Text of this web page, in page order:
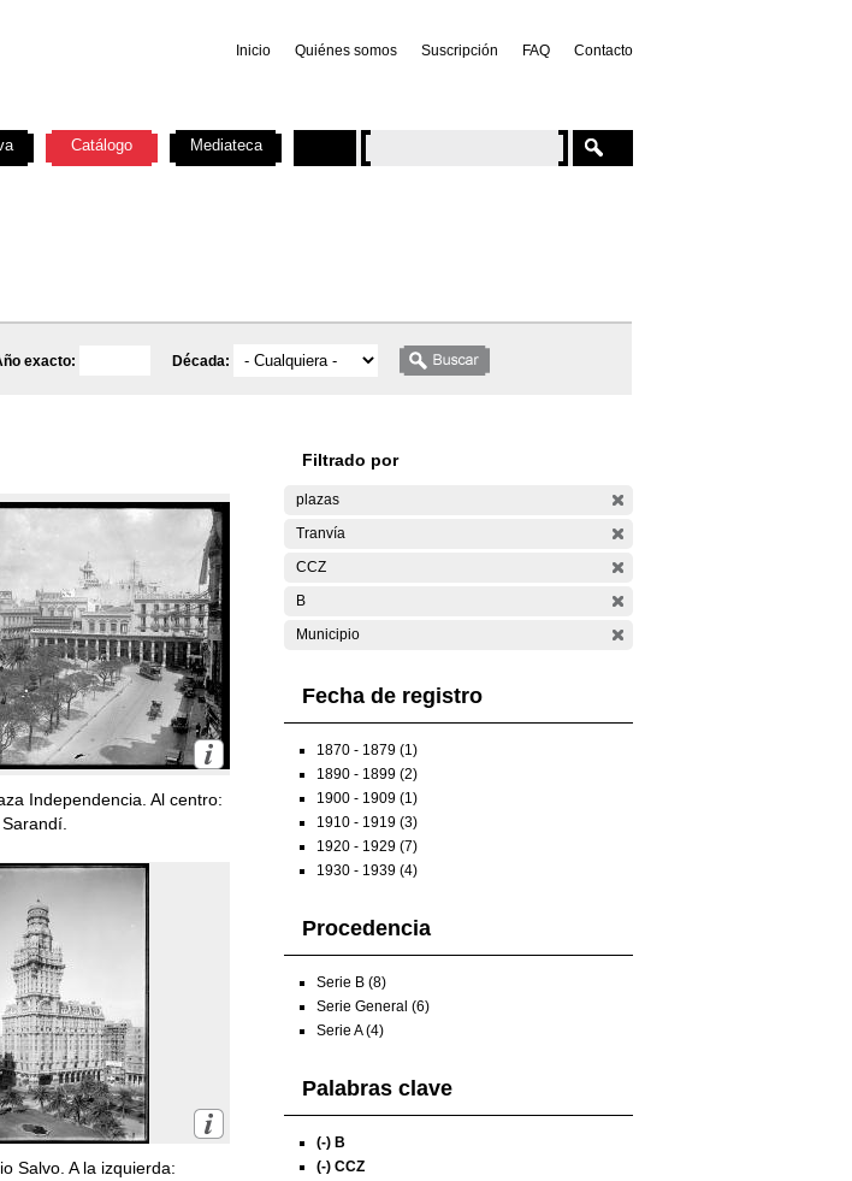
Inicio Quiénes somos Suscripción FAQ Contacto
exacto: Década:
Independencia. Al centro:
Salvo. A la izquierda:
Filtrado por
plazas
Tranvía
CCZ
B
Municipio
Fecha de registro
1870 - 1879 (1)
1890 - 1899 (2)
1900 - 1909 (1)
1910 - 1919 (3)
1920 - 1929 (7)
1930 - 1939 (4)
Procedencia
Serie B (8)
Serie General (6)
Serie A (4)
Palabras clave
(-) B
(-) CCZ
Catálogo Mediateca